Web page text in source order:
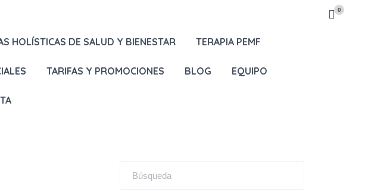
0
HOLÍSTICAS DE SALUD Y BIENESTAR TERAPIA PEMF
TARIFAS Y PROMOCIONES BLOG EQUIPO